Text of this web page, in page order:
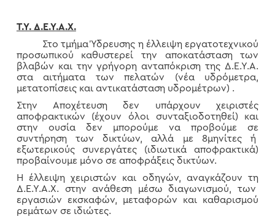
Τ.Υ. Δ.Ε.Υ.Α.Χ.
Στο τμήμα Ύδρευσης η έλλειψη εργατοτεχνικού
προσωπικού καθυστερεί την αποκατάσταση των
βλαβών και την γρήγορη ανταπόκριση της Δ.Ε.Υ.Α.
στα αιτήματα των πελατών (νέα υδρόμετρα,
μετατοπίσεις και αντικατάσταση υδρομέτρων) .
Στην Αποχέτευση δεν υπάρχουν χειριστές
αποφρακτικών (έχουν όλοι συνταξιοδοτηθεί) και
στην ουσία δεν μπορούμε να προβούμε σε
συντήρηση των δικτύων, αλλά με 8μηνίτες ή
εξωτερικούς συνεργάτες (ιδιωτικά αποφρακτικά)
προβαίνουμε μόνο σε αποφράξεις δικτύων.
Η έλλειψη χειριστών και οδηγών, αναγκάζουν τη
Δ.Ε.Υ.Α.Χ. στην ανάθεση μέσω διαγωνισμού, των
εργασιών εκσκαφών, μεταφορών και καθαρισμού
ρεμάτων σε ιδιώτες.